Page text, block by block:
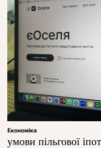
Економіка
умови пільгової